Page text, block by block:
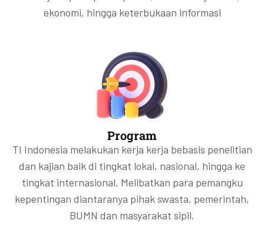
ekonomi, hingga keterbukaan informasi
Program
TI Indonesia melakukan kerja kerja bebasis penelitian
dan kajian baik di tingkat lokal, nasional, hingga ke
tingkat internasional. Melibatkan para pemangku
kepentingan diantaranya pihak swasta, pemerintah,
BUMN dan masyarakat sipil.